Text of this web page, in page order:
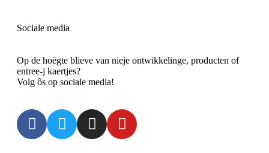
Sociale media
Op de hoëgte blieve van nieje ontwikkelinge, producten of
entree-j kaertjes?
Volg ôs op sociale media!